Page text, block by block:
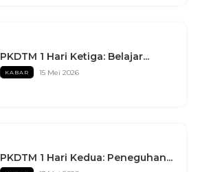
PKDTM 1 Hari Ketiga: Belajar...
KABAR 15 Mei 2026
PKDTM 1 Hari Kedua: Peneguhan...